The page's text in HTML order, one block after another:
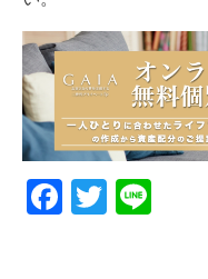
Facebook
Twitter